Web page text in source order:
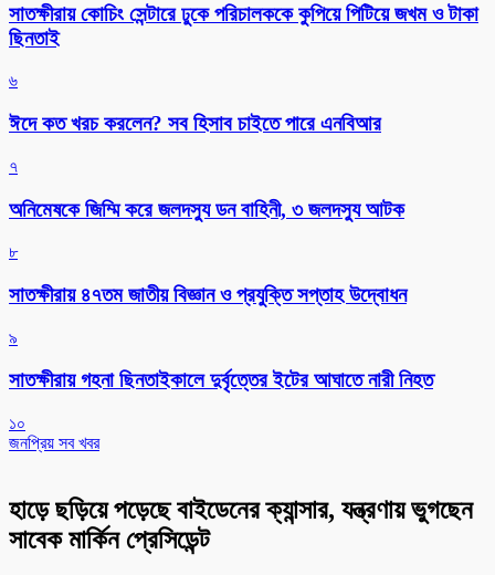
সাতক্ষীরায় কোচিং সেন্টারে ঢুকে পরিচালককে কুপিয়ে পিটিয়ে জখম ও টাকা
ছিনতাই
৬
ঈদে কত খরচ করলেন? সব হিসাব চাইতে পারে এনবিআর
৭
অনিমেষকে জিম্মি করে জলদস্যু ডন বাহিনী, ৩ জলদস্যু আটক
৮
সাতক্ষীরায় ৪৭তম জাতীয় বিজ্ঞান ও প্রযুক্তি সপ্তাহ উদ্বোধন
৯
সাতক্ষীরায় গহনা ছিনতাইকালে দুর্বৃত্তের ইটের আঘাতে নারী নিহত
১০
জনপ্রিয় সব খবর
হাড়ে ছড়িয়ে পড়েছে বাইডেনের ক্যান্সার, যন্ত্রণায় ভুগছেন
সাবেক মার্কিন প্রেসিডেন্ট